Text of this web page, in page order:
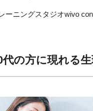
ーニングスタジオwivo
代の方に現れる